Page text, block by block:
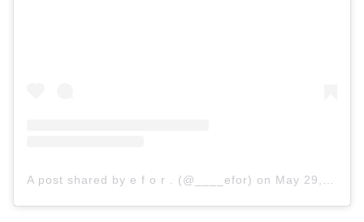
A post shared by e f o r . (@____efor) on May 29, 2019 at 10:06pm PDT